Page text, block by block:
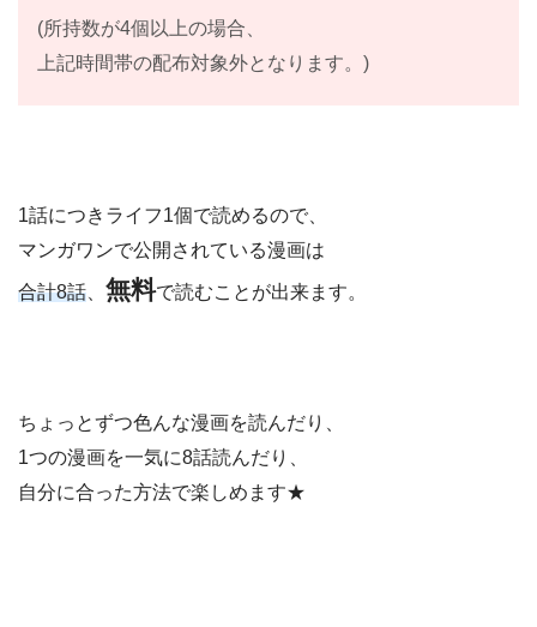
(所持数が4個以上の場合、
上記時間帯の配布対象外となります。)
1話につきライフ1個で読めるので、
マンガワンで公開されている漫画は
合計8話 無料で読むことが出来ます。
ちょっとずつ色んな漫画を読んだり、
1つの漫画を一気に8話読んだり、
自分に合った方法で楽しめます★